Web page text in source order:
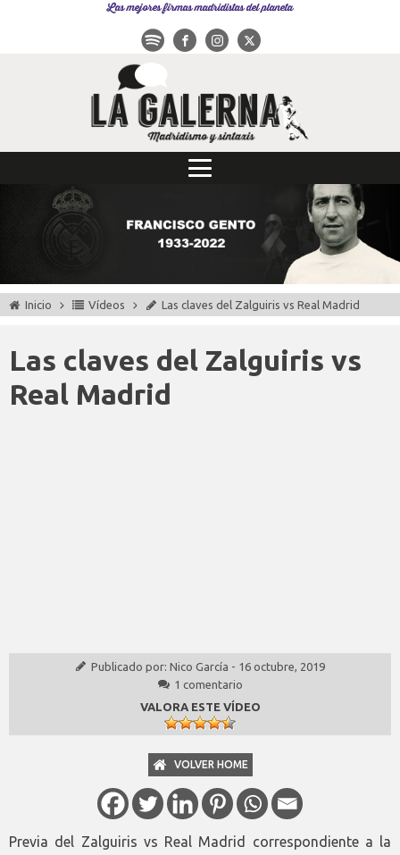
Las mejores firmas madridistas del planeta
Inicio Vídeos Las claves del Zalguiris vs Real Madrid
Las claves del Zalguiris vs
Real Madrid
Publicado por: Nico García - 16 octubre, 2019
1 comentario
VALORA ESTE VÍDEO
VOLVER HOME
Previa del Zalguiris vs Real Madrid correspondiente a la